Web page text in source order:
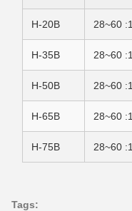
H-20B 28~60 :1
H-35B 28~60 :1
H-50B 28~60 :1
H-65B 28~60 :1
H-75B 28~60 :1
Tags: